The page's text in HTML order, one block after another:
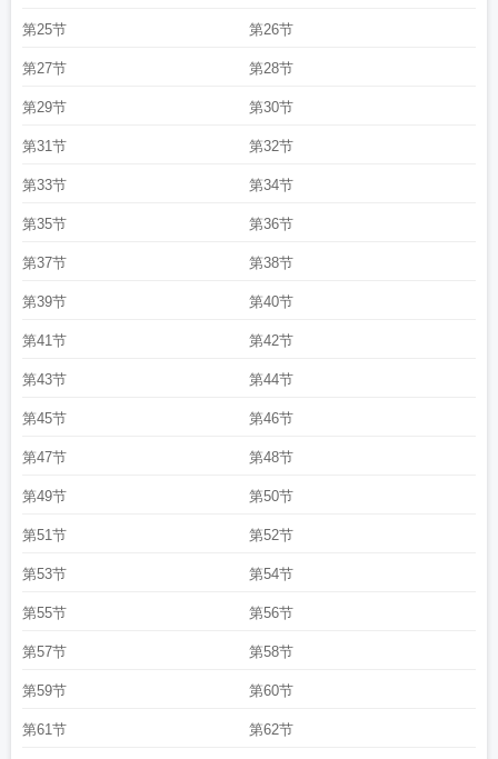
第25节 第26节
第27节 第28节
第29节 第30节
第31节 第32节
第33节 第34节
第35节 第36节
第37节 第38节
第39节 第40节
第41节 第42节
第43节 第44节
第45节 第46节
第47节 第48节
第49节 第50节
第51节 第52节
第53节 第54节
第55节 第56节
第57节 第58节
第59节 第60节
第61节 第62节